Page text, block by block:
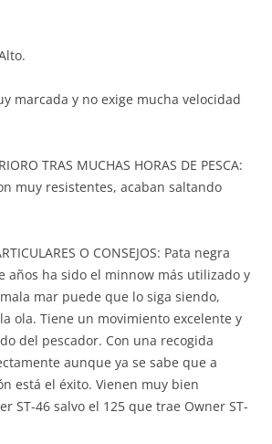
marcada y no exige mucha velocidad
TRAS MUCHAS HORAS DE PESCA:
muy resistentes, acaban saltando
O CONSEJOS: Pata negra
años ha sido el minnow más utilizado y
mar puede que lo siga siendo,
ola. Tiene un movimiento excelente y
del pescador. Con una recogida
aunque ya se sabe que a
está el éxito. Vienen muy bien
ST-46 salvo el 125 que trae Owner ST-